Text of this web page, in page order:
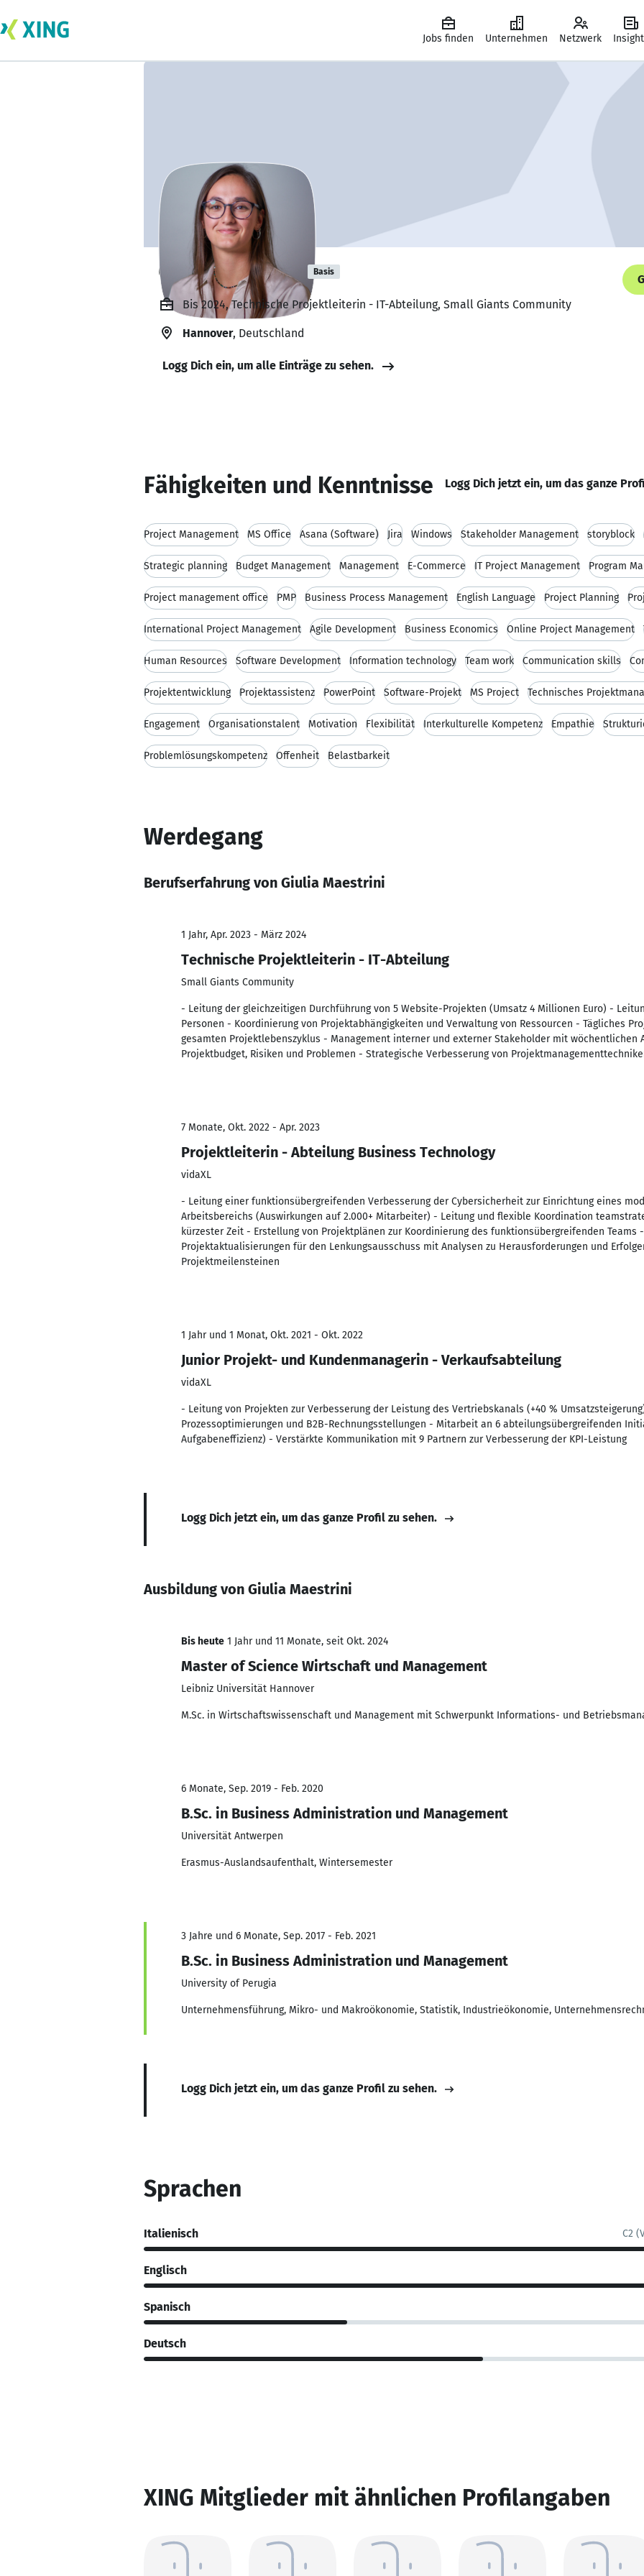
Jobs finden Unternehmen Netzwerk
Giulia Maestrini Basis
Bis 2024, Technische Projektleiterin - IT-Abteilung, Small Giants Community
Hannover, Deutschland
Logg Dich ein, um alle Einträge zu sehen.
Fähigkeiten und Kenntnisse Logg Dich jetzt ein, um das ganze
Project Management MS Office Asana (Software) Jira Windows Stakeholder Management storyblock
Strategic planning Budget Management Management E-Commerce IT Project Management Program
Project management office PMP Business Process Management English Language Project Planning
International Project Management Agile Development Business Economics Online Project Management
Human Resources Software Development Information technology Team work Communication skills
Projektentwicklung Projektassistenz PowerPoint Software-Projekt MS Project Technisches
Engagement Organisationstalent Motivation Flexibilität Interkulturelle Kompetenz Empathie
Problemlösungskompetenz Offenheit Belastbarkeit
Werdegang
Berufserfahrung von Giulia Maestrini
1 Jahr, Apr. 2023 - März 2024
Technische Projektleiterin - IT-Abteilung
Small Giants Community
- Leitung der gleichzeitigen Durchführung von 5 Website-Projekten (Umsatz 4 Millionen Euro) -
Personen - Koordinierung von Projektabhängigkeiten und Verwaltung von Ressourcen - Tägliches
gesamten Projektlebenszyklus - Management interner und externer Stakeholder mit wöchentlichen
Projektbudget, Risiken und Problemen - Strategische Verbesserung von
7 Monate, Okt. 2022 - Apr. 2023
Projektleiterin - Abteilung Business Technology
vidaXL
- Leitung einer funktionsübergreifenden Verbesserung der Cybersicherheit zur Einrichtung eines
Arbeitsbereichs (Auswirkungen auf 2.000+ Mitarbeiter) - Leitung und flexible Koordination
kürzester Zeit - Erstellung von Projektplänen zur Koordinierung des funktionsübergreifenden Teams
Projektaktualisierungen für den Lenkungsausschuss mit Analysen zu Herausforderungen und
Projektmeilensteinen
1 Jahr und 1 Monat, Okt. 2021 - Okt. 2022
Junior Projekt- und Kundenmanagerin - Verkaufsabteilung
vidaXL
- Leitung von Projekten zur Verbesserung der Leistung des Vertriebskanals (+40 %
Prozessoptimierungen und B2B-Rechnungsstellungen - Mitarbeit an 6 abteilungsübergreifenden
Aufgabeneffizienz) - Verstärkte Kommunikation mit 9 Partnern zur Verbesserung der KPI-Leistung
Logg Dich jetzt ein, um das ganze Profil zu sehen.
Ausbildung von Giulia Maestrini
Bis heute 1 Jahr und 11 Monate, seit Okt. 2024
Master of Science Wirtschaft und Management
Leibniz Universität Hannover
M.Sc. in Wirtschaftswissenschaft und Management mit Schwerpunkt Informations- und
6 Monate, Sep. 2019 - Feb. 2020
B.Sc. in Business Administration und Management
Universität Antwerpen
Erasmus-Auslandsaufenthalt, Wintersemester
3 Jahre und 6 Monate, Sep. 2017 - Feb. 2021
B.Sc. in Business Administration und Management
University of Perugia
Unternehmensführung, Mikro- und Makroökonomie, Statistik, Industrieökonomie,
Logg Dich jetzt ein, um das ganze Profil zu sehen.
Sprachen
Italienisch C2
Englisch
Spanisch
Deutsch
XING Mitglieder mit ähnlichen Profilangaben